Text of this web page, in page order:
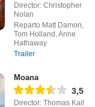
Director: Christopher
Nolan
Reparto Matt Damon,
Tom Holland, Anne
Hathaway
Trailer
Moana
3,5
Director: Thomas Kail